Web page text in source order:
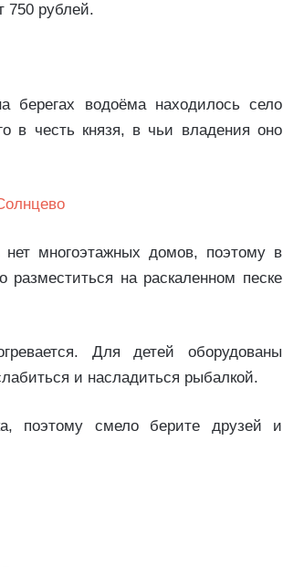
750 рублей.
берегах водоёма находилось село
в честь князя, в чьи владения оно
многоэтажных домов, поэтому в
на раскаленном песке
Для детей оборудованы
и насладиться рыбалкой.
поэтому смело берите друзей и